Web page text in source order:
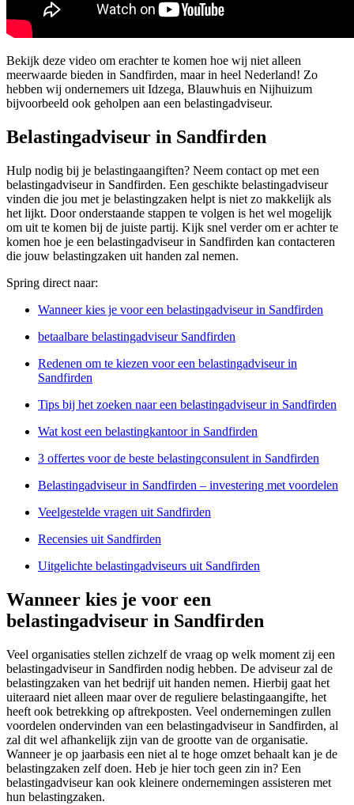
Bekijk deze video om erachter te komen hoe wij niet alleen
meerwaarde bieden in Sandfirden, maar in heel Nederland! Zo
hebben wij ondernemers uit Idzega, Blauwhuis en Nijhuizum
bijvoorbeeld ook geholpen aan een belastingadviseur.
Belastingadviseur in Sandfirden
Hulp nodig bij je belastingaangiften? Neem contact op met een
belastingadviseur in Sandfirden. Een geschikte belastingadviseur
vinden die jou met je belastingzaken helpt is niet zo makkelijk als
het lijkt. Door onderstaande stappen te volgen is het wel mogelijk
om uit te komen bij de juiste partij. Kijk snel verder om er achter te
komen hoe je een belastingadviseur in Sandfirden kan contacteren
die jouw belastingzaken uit handen zal nemen.
Spring direct naar:
Wanneer kies je voor een belastingadviseur in Sandfirden
betaalbare belastingadviseur Sandfirden
Redenen om te kiezen voor een belastingadviseur in
Sandfirden
Tips bij het zoeken naar een belastingadviseur in Sandfirden
Wat kost een belastingkantoor in Sandfirden
3 offertes voor de beste belastingconsulent in Sandfirden
Belastingadviseur in Sandfirden – investering met voordelen
Veelgestelde vragen uit Sandfirden
Recensies uit Sandfirden
Uitgelichte belastingadviseurs uit Sandfirden
Wanneer kies je voor een
belastingadviseur in Sandfirden
Veel organisaties stellen zichzelf de vraag op welk moment zij een
belastingadviseur in Sandfirden nodig hebben. De adviseur zal de
belastingzaken van het bedrijf uit handen nemen. Hierbij gaat het
uiteraard niet alleen maar over de reguliere belastingaangifte, het
heeft ook betrekking op aftrekposten. Veel ondernemingen zullen
voordelen ondervinden van een belastingadviseur in Sandfirden, al
zal dit wel afhankelijk zijn van de grootte van de organisatie.
Wanneer je op jaarbasis een niet al te hoge omzet behaalt kan je de
belastingzaken zelf doen. Heb je hier toch geen zin in? Een
belastingadviseur kan ook kleinere ondernemingen assisteren met
hun belastingzaken.